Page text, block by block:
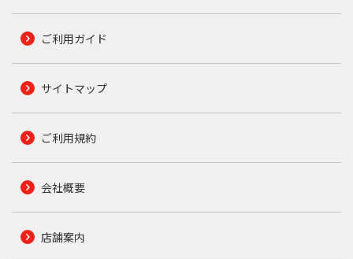
ご利用ガイド
サイトマップ
ご利用規約
会社概要
店舗案内